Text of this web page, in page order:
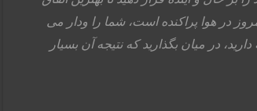
در هوا پراکنده است، شما را ودار می
در میان بگذارید که نتیجه آن بسیار